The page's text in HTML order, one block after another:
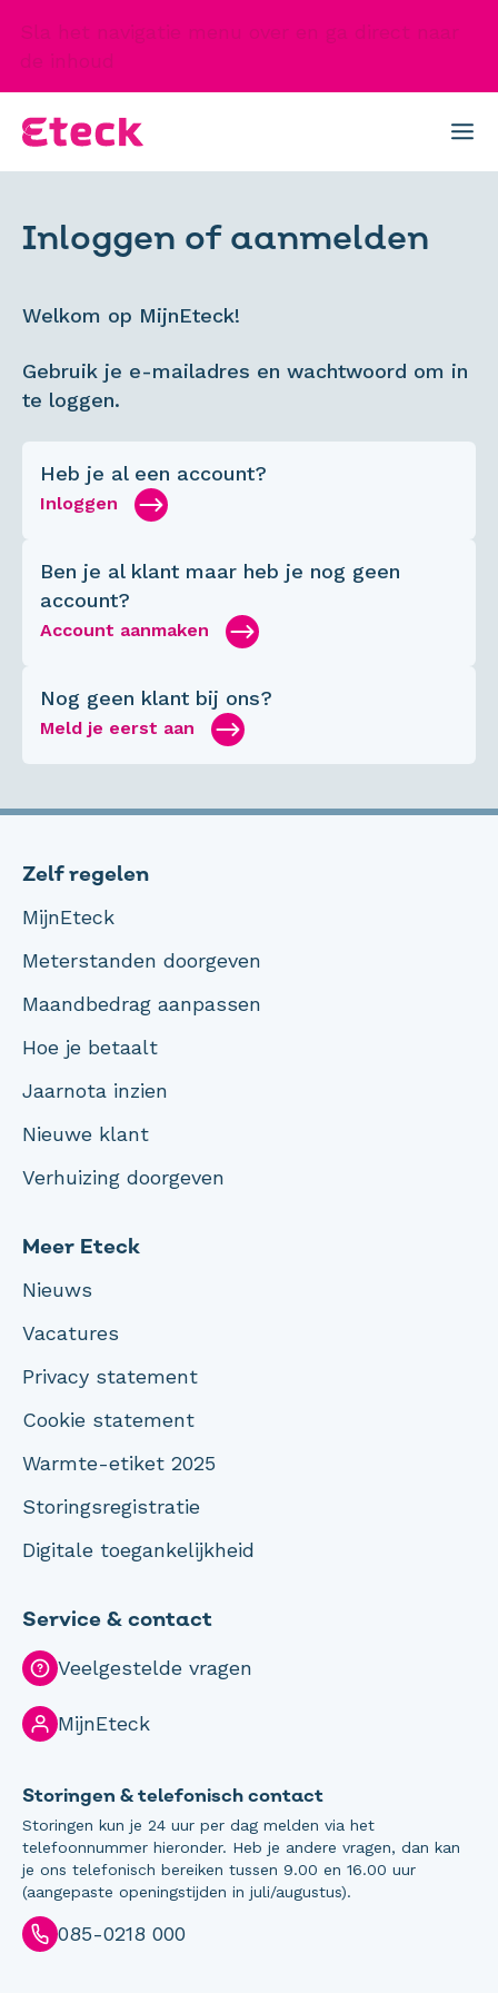
Sla het navigatie menu over en ga direct naar
de inhoud
Inloggen of aanmelden
Welkom op MijnEteck!
Gebruik je e-mailadres en wachtwoord om in
te loggen.
Heb je al een account?
Inloggen
Ben je al klant maar heb je nog geen
account?
Account aanmaken
Nog geen klant bij ons?
Meld je eerst aan
Zelf regelen
MijnEteck
Meterstanden doorgeven
Maandbedrag aanpassen
Hoe je betaalt
Jaarnota inzien
Nieuwe klant
Verhuizing doorgeven
Meer Eteck
Nieuws
Vacatures
Privacy statement
Cookie statement
Warmte-etiket 2025
Storingsregistratie
Digitale toegankelijkheid
Service & contact
Veelgestelde vragen
MijnEteck
Storingen & telefonisch contact
Storingen kun je 24 uur per dag melden via het
telefoonnummer hieronder. Heb je andere vragen, dan kan
je ons telefonisch bereiken tussen 9.00 en 16.00 uur
(aangepaste openingstijden in juli/augustus).
085-0218 000